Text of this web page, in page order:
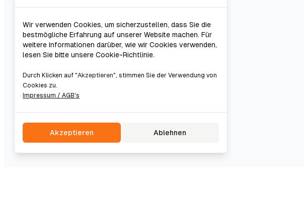
Wir verwenden Cookies, um sicherzustellen, dass Sie die
bestmögliche Erfahrung auf unserer Website machen. Für
weitere Informationen darüber, wie wir Cookies verwenden,
lesen Sie bitte unsere Cookie-Richtlinie.
Durch Klicken auf "Akzeptieren", stimmen Sie der Verwendung von
Cookies zu.
Impressum / AGB's
Akzeptieren Ablehnen